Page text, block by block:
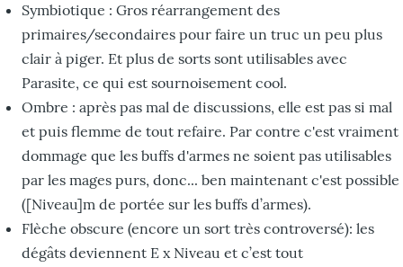
Symbiotique : Gros réarrangement des
primaires/secondaires pour faire un truc un peu plus
clair à piger. Et plus de sorts sont utilisables avec
Parasite, ce qui est sournoisement cool.
Ombre : après pas mal de discussions, elle est pas si mal
et puis flemme de tout refaire. Par contre c'est vraiment
dommage que les buffs d'armes ne soient pas utilisables
par les mages purs, donc... ben maintenant c'est possible
([Niveau]m de portée sur les buffs d’armes).
Flèche obscure (encore un sort très controversé): les
dégâts deviennent E x Niveau et c’est tout